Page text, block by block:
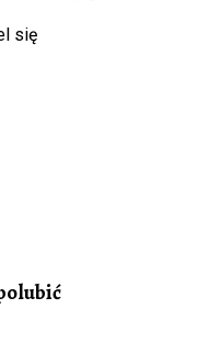
się